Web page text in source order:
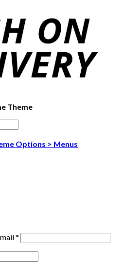
Theme
Options > Menus
*